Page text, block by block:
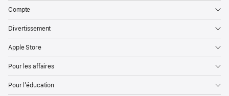
Compte
Divertissement
Apple Store
Pour les affaires
Pour l’éducation